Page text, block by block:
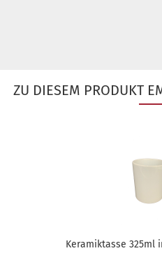
ZU DIESEM PRODUKT
Ke­ra­mik­tas­se 325ml